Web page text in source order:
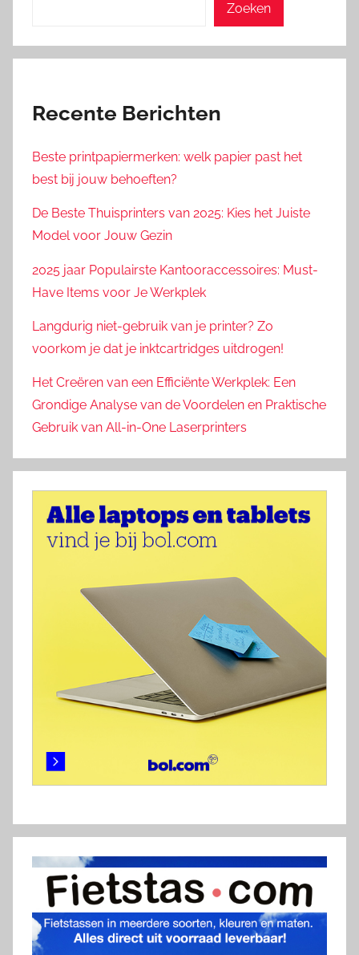
Zoeken
Recente Berichten
Beste printpapiermerken: welk papier past het
best bij jouw behoeften?
De Beste Thuisprinters van 2025: Kies het Juiste
Model voor Jouw Gezin
2025 jaar Populairste Kantooraccessoires: Must-
Have Items voor Je Werkplek
Langdurig niet-gebruik van je printer? Zo
voorkom je dat je inktcartridges uitdrogen!
Het Creëren van een Efficiënte Werkplek: Een
Grondige Analyse van de Voordelen en Praktische
Gebruik van All-in-One Laserprinters